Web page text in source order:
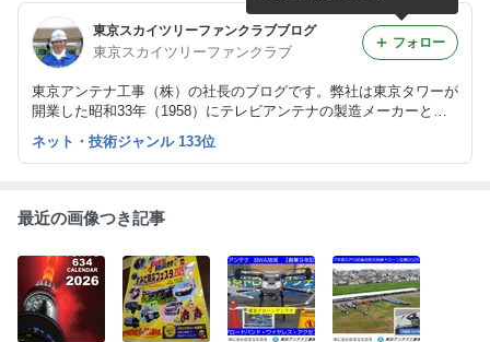
東京スカイツリーファンクラブブログ
東京スカイツリーファンクラブ
東京アンテナ工事（株）の社長のブログです。弊社は東京タワーが
開業した昭和33年（1958）にテレビアンテナの製造メーカーとし
て創業しました。
フォロー
ネット・技術ジャンル 133位
最近の画像つき記事